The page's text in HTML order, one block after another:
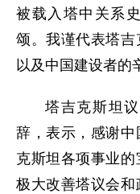
被载入塔中关系
颂。我谨代表塔
以及中国建设者的
塔吉克斯坦
辞，表示，感谢
克斯坦各项事业
极大改善塔议会